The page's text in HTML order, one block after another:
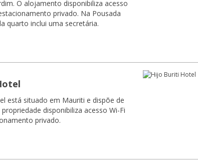
O alojamento disponibiliza acesso
privado. Na Pousada
quarto inclui uma secretária.
está situado em Mauriti e dispõe de
disponibiliza acesso Wi-Fi
privado.